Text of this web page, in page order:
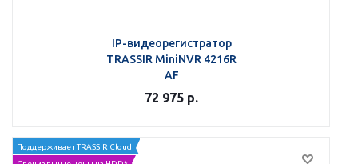
IP-видеорегистратор
TRASSIR MiniNVR 4216R
AF
72 975 р.
Поддерживает TRASSIR Cloud